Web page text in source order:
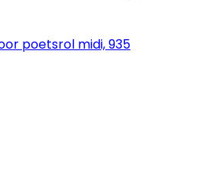
poetsrol midi, 935